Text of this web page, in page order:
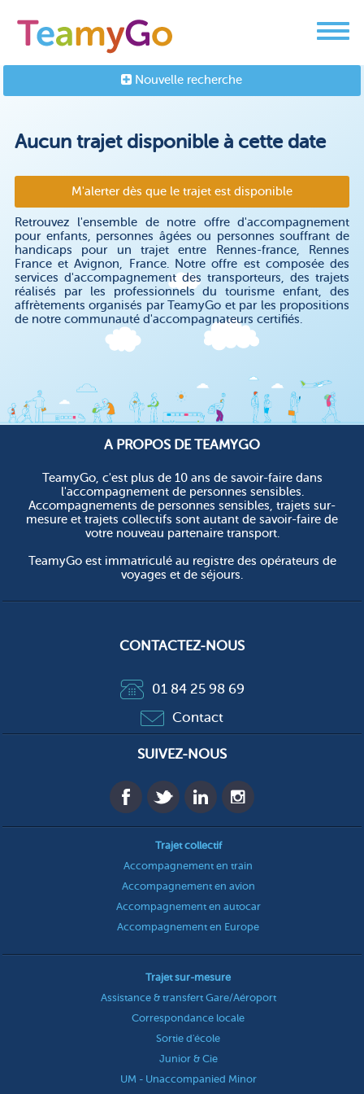
Nouvelle recherche
Aucun trajet disponible à cette date
M'alerter dès que le trajet est disponible
Retrouvez l'ensemble de notre offre d'accompagnement
pour enfants, personnes âgées ou personnes souffrant de
handicaps pour un trajet entre Rennes-france, Rennes
France et Avignon, France. Notre offre est composée des
services d'accompagnement des transporteurs, des trajets
réalisés par les professionnels du tourisme enfant, des
affrètements organisés par TeamyGo et par les propositions
de notre communauté d'accompagnateurs certifiés.
A PROPOS DE TEAMYGO
TeamyGo, c'est plus de 10 ans de savoir-faire dans
l'accompagnement de personnes sensibles.
Accompagnements de personnes sensibles, trajets sur-
mesure et trajets collectifs sont autant de savoir-faire de
votre nouveau partenaire transport.
TeamyGo est immatriculé au registre des opérateurs de
voyages et de séjours.
CONTACTEZ-NOUS
01 84 25 98 69
Contact
SUIVEZ-NOUS
Trajet collectif
Accompagnement en train
Accompagnement en avion
Accompagnement en autocar
Accompagnement en Europe
Trajet sur-mesure
Assistance & transfert Gare/Aéroport
Correspondance locale
Sortie d'école
Junior & Cie
UM - Unaccompanied Minor